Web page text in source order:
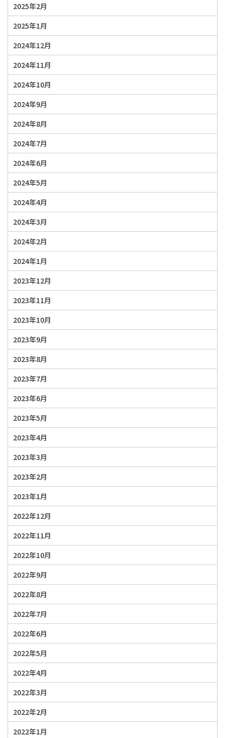
2025年2月
2025年1月
2024年12月
2024年11月
2024年10月
2024年9月
2024年8月
2024年7月
2024年6月
2024年5月
2024年4月
2024年3月
2024年2月
2024年1月
2023年12月
2023年11月
2023年10月
2023年9月
2023年8月
2023年7月
2023年6月
2023年5月
2023年4月
2023年3月
2023年2月
2023年1月
2022年12月
2022年11月
2022年10月
2022年9月
2022年8月
2022年7月
2022年6月
2022年5月
2022年4月
2022年3月
2022年2月
2022年1月